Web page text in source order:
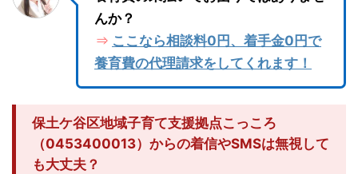
んか？
⇒ ここなら相談料0円、着手金0円で
養育費の代理請求をしてくれます！
保土ケ谷区地域子育て支援拠点こっころ
（0453400013）からの着信やSMSは無視して
も大丈夫？